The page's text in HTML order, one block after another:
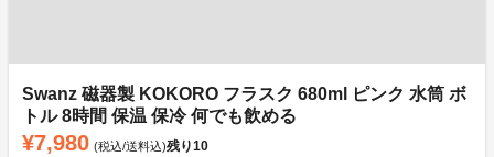
Swanz 磁器製 KOKORO フラスク 680ml ピンク 水筒 ボ
トル 8時間 保温 保冷 何でも飲める
¥7,980 (税込/送料込)残り10